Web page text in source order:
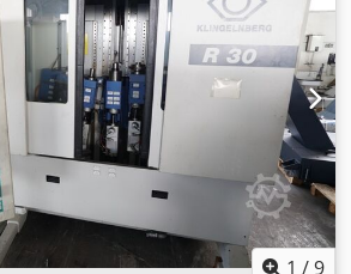
Inspección de perfil Estándar:
cabeza-pie, perfil K
Estándar: coronamiento,
pie, perfil K Inspección de paso
de eje durante medición dinámica
de posición de eje Software para
para engranajes, 1 bloque
calibración, Windows 7
1 /9